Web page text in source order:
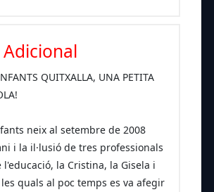
QUITXALLA, UNA PETITA
neix al setembre de 2008
i la il·lusió de tres professionals
la Cristina, la Gisela i
quals al poc temps es va afegir